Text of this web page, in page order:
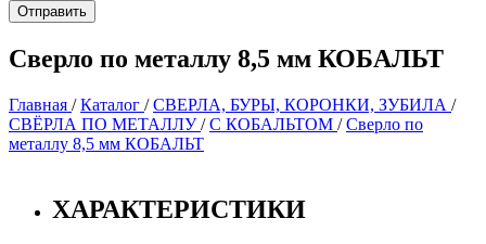
Сверло по металлу 8,5 мм КОБАЛЬТ
Главная /Каталог /СВЕРЛА, БУРЫ, КОРОНКИ, ЗУБИЛА /
СВЁРЛА ПО МЕТАЛЛУ/С КОБАЛЬТОМ /Сверло по
металлу 8,5 мм КОБАЛЬТ
ХАРАКТЕРИСТИКИ